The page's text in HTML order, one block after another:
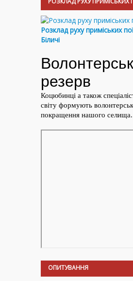
Розклад руху приміських
Біличі
ОПИТУВАННЯ